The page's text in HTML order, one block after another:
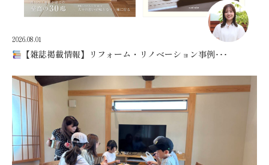
2026.08.01
【雑誌掲載情報】リフォーム・リノベーション事例･･･